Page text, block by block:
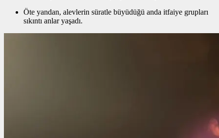
Öte yandan, alevlerin süratle büyüdüğü anda itfaiye grupları
sıkıntı anlar yaşadı.